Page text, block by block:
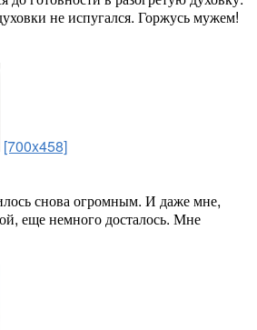
не испугался. Горжусь мужем!
[700x458]
снова огромным. И даже мне,
еще немного досталось. Мне